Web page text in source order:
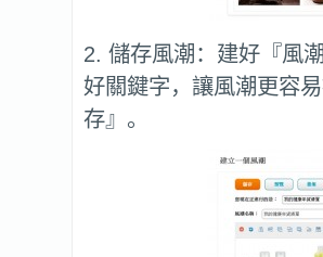
2. 儲存風潮：建好『風
好關鍵字，讓風潮更容
存』。